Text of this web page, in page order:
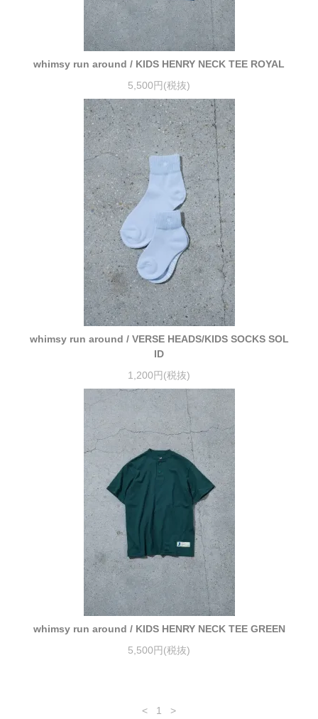
whimsy run around / KIDS HENRY NECK TEE ROYAL
5,500円(税抜)
whimsy run around / VERSE HEADS/KIDS SOCKS SOL
ID
1,200円(税抜)
whimsy run around / KIDS HENRY NECK TEE GREEN
5,500円(税抜)
< 1 >